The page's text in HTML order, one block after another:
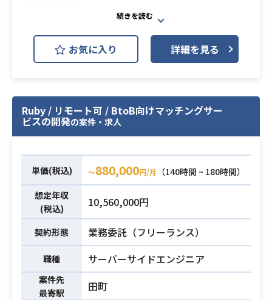
AWS (Amazon Web Services)
GitHub
JIRA Next.js
スポーツ求人プラットフォームのバ
開発業務をお願いします。
・バックエンドの開発
・実装にあたる技術選定
・コードレビュー
必須スキル
・Node.jsを用いたバックエンド開発
経験3年以上
・TypeScriptを用いた開発経験3年
以上
・アジャイルでの開発経験
・ToBtoC向けのWebサービスでの
開発経験
・コードレビューのご経験
・工数管理のご経験
お気に入り 詳細を見る
Ruby / リモート可 / BtoB向けマッチングサー
ビスの開発の案件・求人
単価(税込) 〜880,000円/月
（140時間 ~ 180時間）
想定年収
(税込)
10,560,000円
契約形態 業務委託（フリーランス）
職種 サーバーサイドエンジニア
案件先
最寄駅
田町